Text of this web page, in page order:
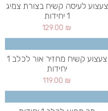
צעצוע לעיסה קשיח בצורת צמיג
1 יחידות
129.00 ₪
צעצוע קשיח מחזיר אור לכלב 1
יחידות
119.00 ₪